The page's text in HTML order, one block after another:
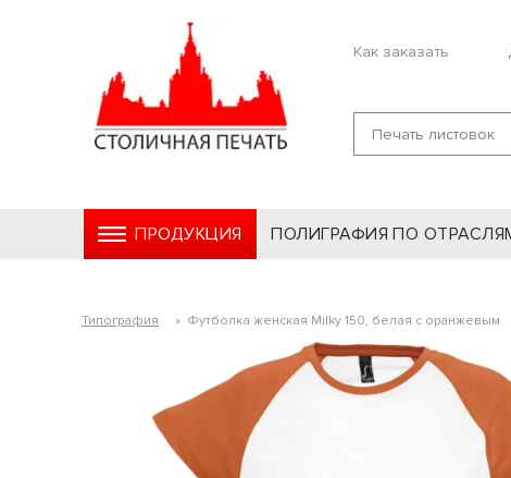
Как заказать
ПРОДУКЦИЯ ПОЛИГРАФИЯ ПО
Типография » Футболка женская Milky 150, белая с оранжевым